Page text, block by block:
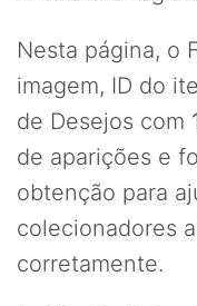
Nesta página, o
imagem, ID do
de Desejos com
de aparições e
obtenção para
colecionadores
corretamente.